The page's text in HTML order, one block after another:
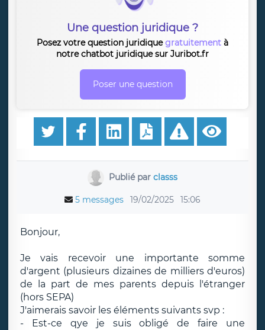
Une question juridique ?
Posez votre question juridiquegratuitement à
notre chatbot juridique sur Juribot.fr
Poser une question
Publié par classs
5 messages 19/02/2025 15:06
Bonjour,
Je vais recevoir une importante somme
d'argent (plusieurs dizaines de milliers d'euros)
de la part de mes parents depuis l'étranger
(hors SEPA)
J'aimerais savoir les éléments suivants svp :
- Est-ce qye je suis obligé de faire une